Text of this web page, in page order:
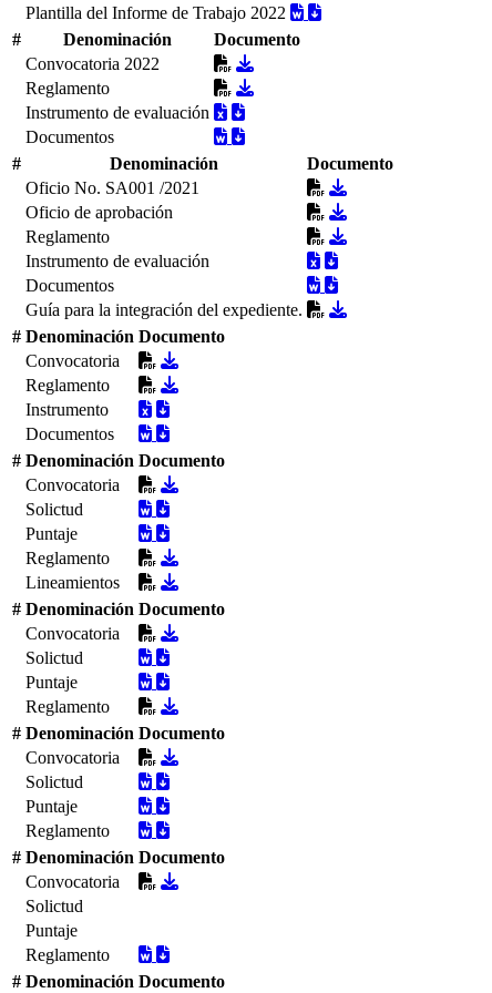
Plantilla del Informe de Trabajo 2022
#
Denominación
Documento
Convocatoria 2022
Reglamento
Instrumento de evaluación
Documentos
#
Denominación
Documento
Oficio No. SA001 /2021
Oficio de aprobación
Reglamento
Instrumento de evaluación
Documentos
Guía para la integración del expediente.
# Denominación Documento
Convocatoria
Reglamento
Instrumento
Documentos
# Denominación Documento
Convocatoria
Solictud
Puntaje
Reglamento
Lineamientos
# Denominación Documento
Convocatoria
Solictud
Puntaje
Reglamento
# Denominación Documento
Convocatoria
Solictud
Puntaje
Reglamento
# Denominación Documento
Convocatoria
Solictud
Puntaje
Reglamento
# Denominación Documento